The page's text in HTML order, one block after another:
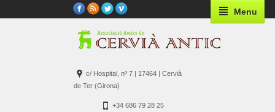
Menu
c/ Hospital, nº 7 | 17464 | Cervià
de Ter (Girona)
+34 686 79 28 25